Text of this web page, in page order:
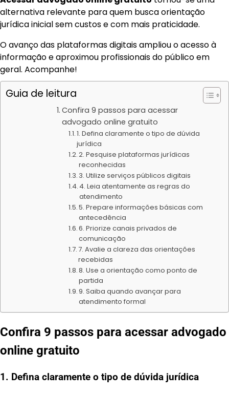
alternativa relevante para quem busca orientação
jurídica inicial sem custos e com mais praticidade.
O avanço das plataformas digitais ampliou o acesso à
informação e aproximou profissionais do público em
geral. Acompanhe!
Guia de leitura
Confira 9 passos para acessar
advogado online gratuito
1. Defina claramente o tipo de dúvida
jurídica
2. Pesquise plataformas jurídicas
reconhecidas
3. Utilize serviços públicos digitais
4. Leia atentamente as regras do
atendimento
5. Prepare informações básicas com
antecedência
6. Priorize canais privados de
comunicação
7. Avalie a clareza das orientações
recebidas
8. Use a orientação como ponto de
partida
9. Saiba quando avançar para
atendimento formal
Confira 9 passos para acessar advogado
online gratuito
1. Defina claramente o tipo de dúvida jurídica